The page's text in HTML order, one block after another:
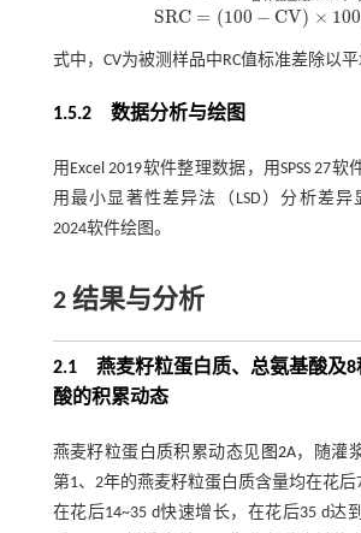
SRC = (100 − CV) × 100
SRC=100 -CV×100
式中，CV为被测样品中RC值标准差除以平
1.5.2 数据分析与绘图
用Excel 2019软件整理数据，用SPSS 27软
用最小显著性差异法（LSD）分析差异
2024软件绘图。
2 结果与分析
2.1 燕麦籽粒蛋白质、总氨基酸及8
酸的积累动态
燕麦籽粒蛋白质积累动态见 图2A，随灌
第1、2年的燕麦籽粒蛋白质含量均在花后
在花后14~35 d快速增长，在花后35 d达